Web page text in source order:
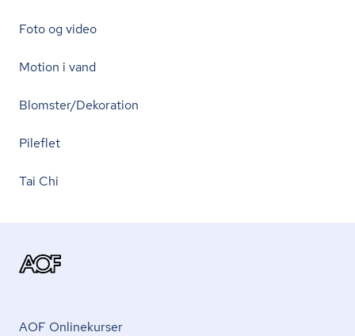
Foto og video
Motion i vand
Blomster/Dekoration
Pileflet
Tai Chi
AOF Onlinekurser